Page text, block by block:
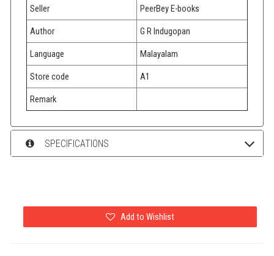
Seller PeerBey E-books
Author G R Indugopan
Language Malayalam
Store code A1
Remark
SPECIFICATIONS
Add to Wishlist